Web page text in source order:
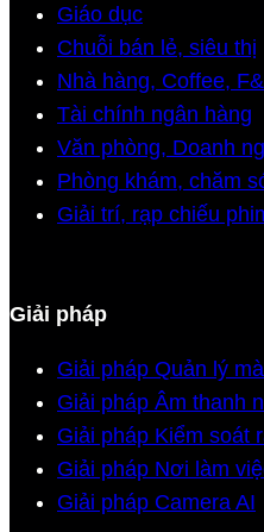
Giáo dục
Chuỗi bán lẻ, siêu thị
Nhà hàng, Coffee,
Tài chính ngân hàng
Văn phòng, Doanh
Phòng khám, chăm
Giải trí, rạp chiếu
Giải pháp
Giải pháp Quản lý
Giải pháp Âm thanh
Giải pháp Kiểm soát
Giải pháp Nơi làm
Giải pháp Camera AI